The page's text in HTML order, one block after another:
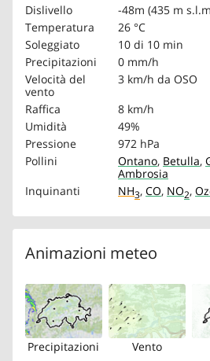
Dislivello
-48m (435 m
Temperatura
26 °C
Soleggiato
10 di 10 min
Precipitazioni
0 mm/h
Velocità del
vento
3 km/h da OSO
Raffica
8 km/h
Umidità
49%
Pressione
972 hPa
Pollini
Ontano, Betulla,
Ambrosia
Inquinanti
NH3, CO, NO2,
Animazioni meteo
Precipitazioni Vento